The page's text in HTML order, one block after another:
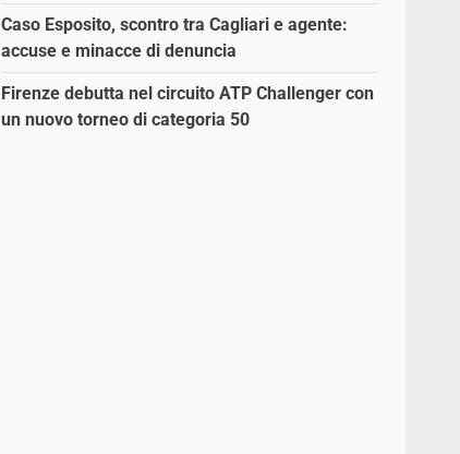
Caso Esposito, scontro tra Cagliari e agente:
accuse e minacce di denuncia
Firenze debutta nel circuito ATP Challenger con
un nuovo torneo di categoria 50